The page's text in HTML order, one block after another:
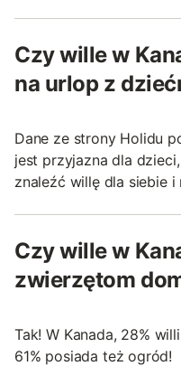
Czy wille w
na urlop z
Dane ze strony Holidu
jest przyjazna dla
znaleźć willę dla siebie i
Czy wille w
zwierzętom
Tak! W Kanada, 28%
61% posiada też ogród!